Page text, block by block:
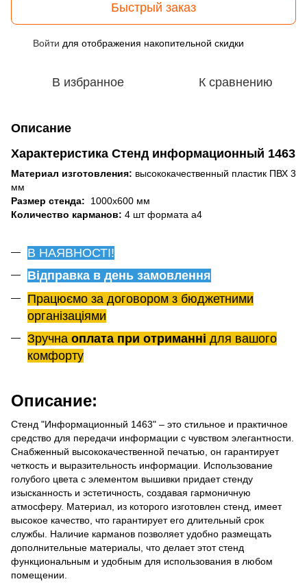
Быстрый заказ
Войти для отображения накопительной скидки
В избранное К сравнению
Описание
Характеристика Стенд информационный 1463
Материал изготовления: высококачественный пластик ПВХ 3
мм
Размер стенда:
1000х600 мм
Количество карманов: 4 шт формата а4
В НАЯВНОСТІ!
Відправка в день замовлення
Працюємо за договором з бюджетними
організаціями
Зручна оплата при отриманні для вашого
комфорту
Описание:
Стенд "Информационный 1463" – это стильное и практичное
средство для передачи информации с чувством элегантности.
Снабженный высококачественной печатью, он гарантирует
четкость и выразительность информации. Использование
голубого цвета с элементом вышивки придает стенду
изысканность и эстетичность, создавая гармоничную
атмосферу. Материал, из которого изготовлен стенд, имеет
высокое качество, что гарантирует его длительный срок
службы. Наличие карманов позволяет удобно размещать
дополнительные материалы, что делает этот стенд
функциональным и удобным для использования в любом
помещении.